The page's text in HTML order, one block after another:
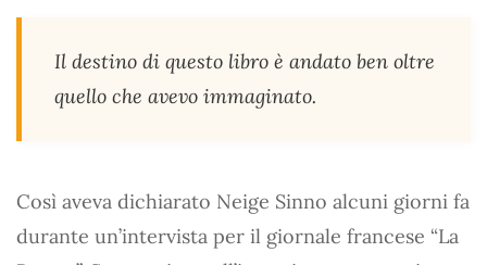
Il destino di questo libro è andato ben oltre
quello che avevo immaginato.
Così aveva dichiarato Neige Sinno alcuni giorni fa
durante un’intervista per il giornale francese “La